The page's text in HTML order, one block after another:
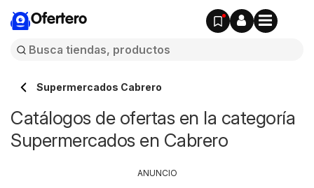
Ofertero
Supermercados Cabrero
Catálogos de ofertas en la categoría
Supermercados en Cabrero
ANUNCIO